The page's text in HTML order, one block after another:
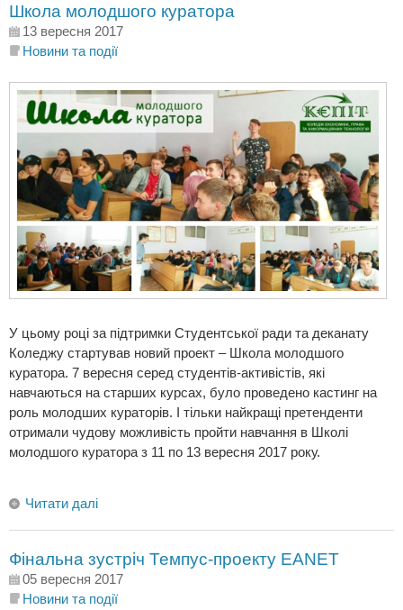
Школа молодшого куратора
13 вересня 2017
Новини та події
У цьому році за підтримки Студентської ради та деканату
Коледжу стартував новий проект – Школа молодшого
куратора. 7 вересня серед студентів-активістів, які
навчаються на старших курсах, було проведено кастинг на
роль молодших кураторів. І тільки найкращі претенденти
отримали чудову можливість пройти навчання в Школі
молодшого куратора з 11 по 13 вересня 2017 року.
Читати далі
Фінальна зустріч Темпус-проекту EANET
05 вересня 2017
Новини та події